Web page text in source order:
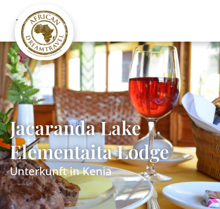
Jacaranda Lake
Elementaita Lodge
Unterkunft inKenia